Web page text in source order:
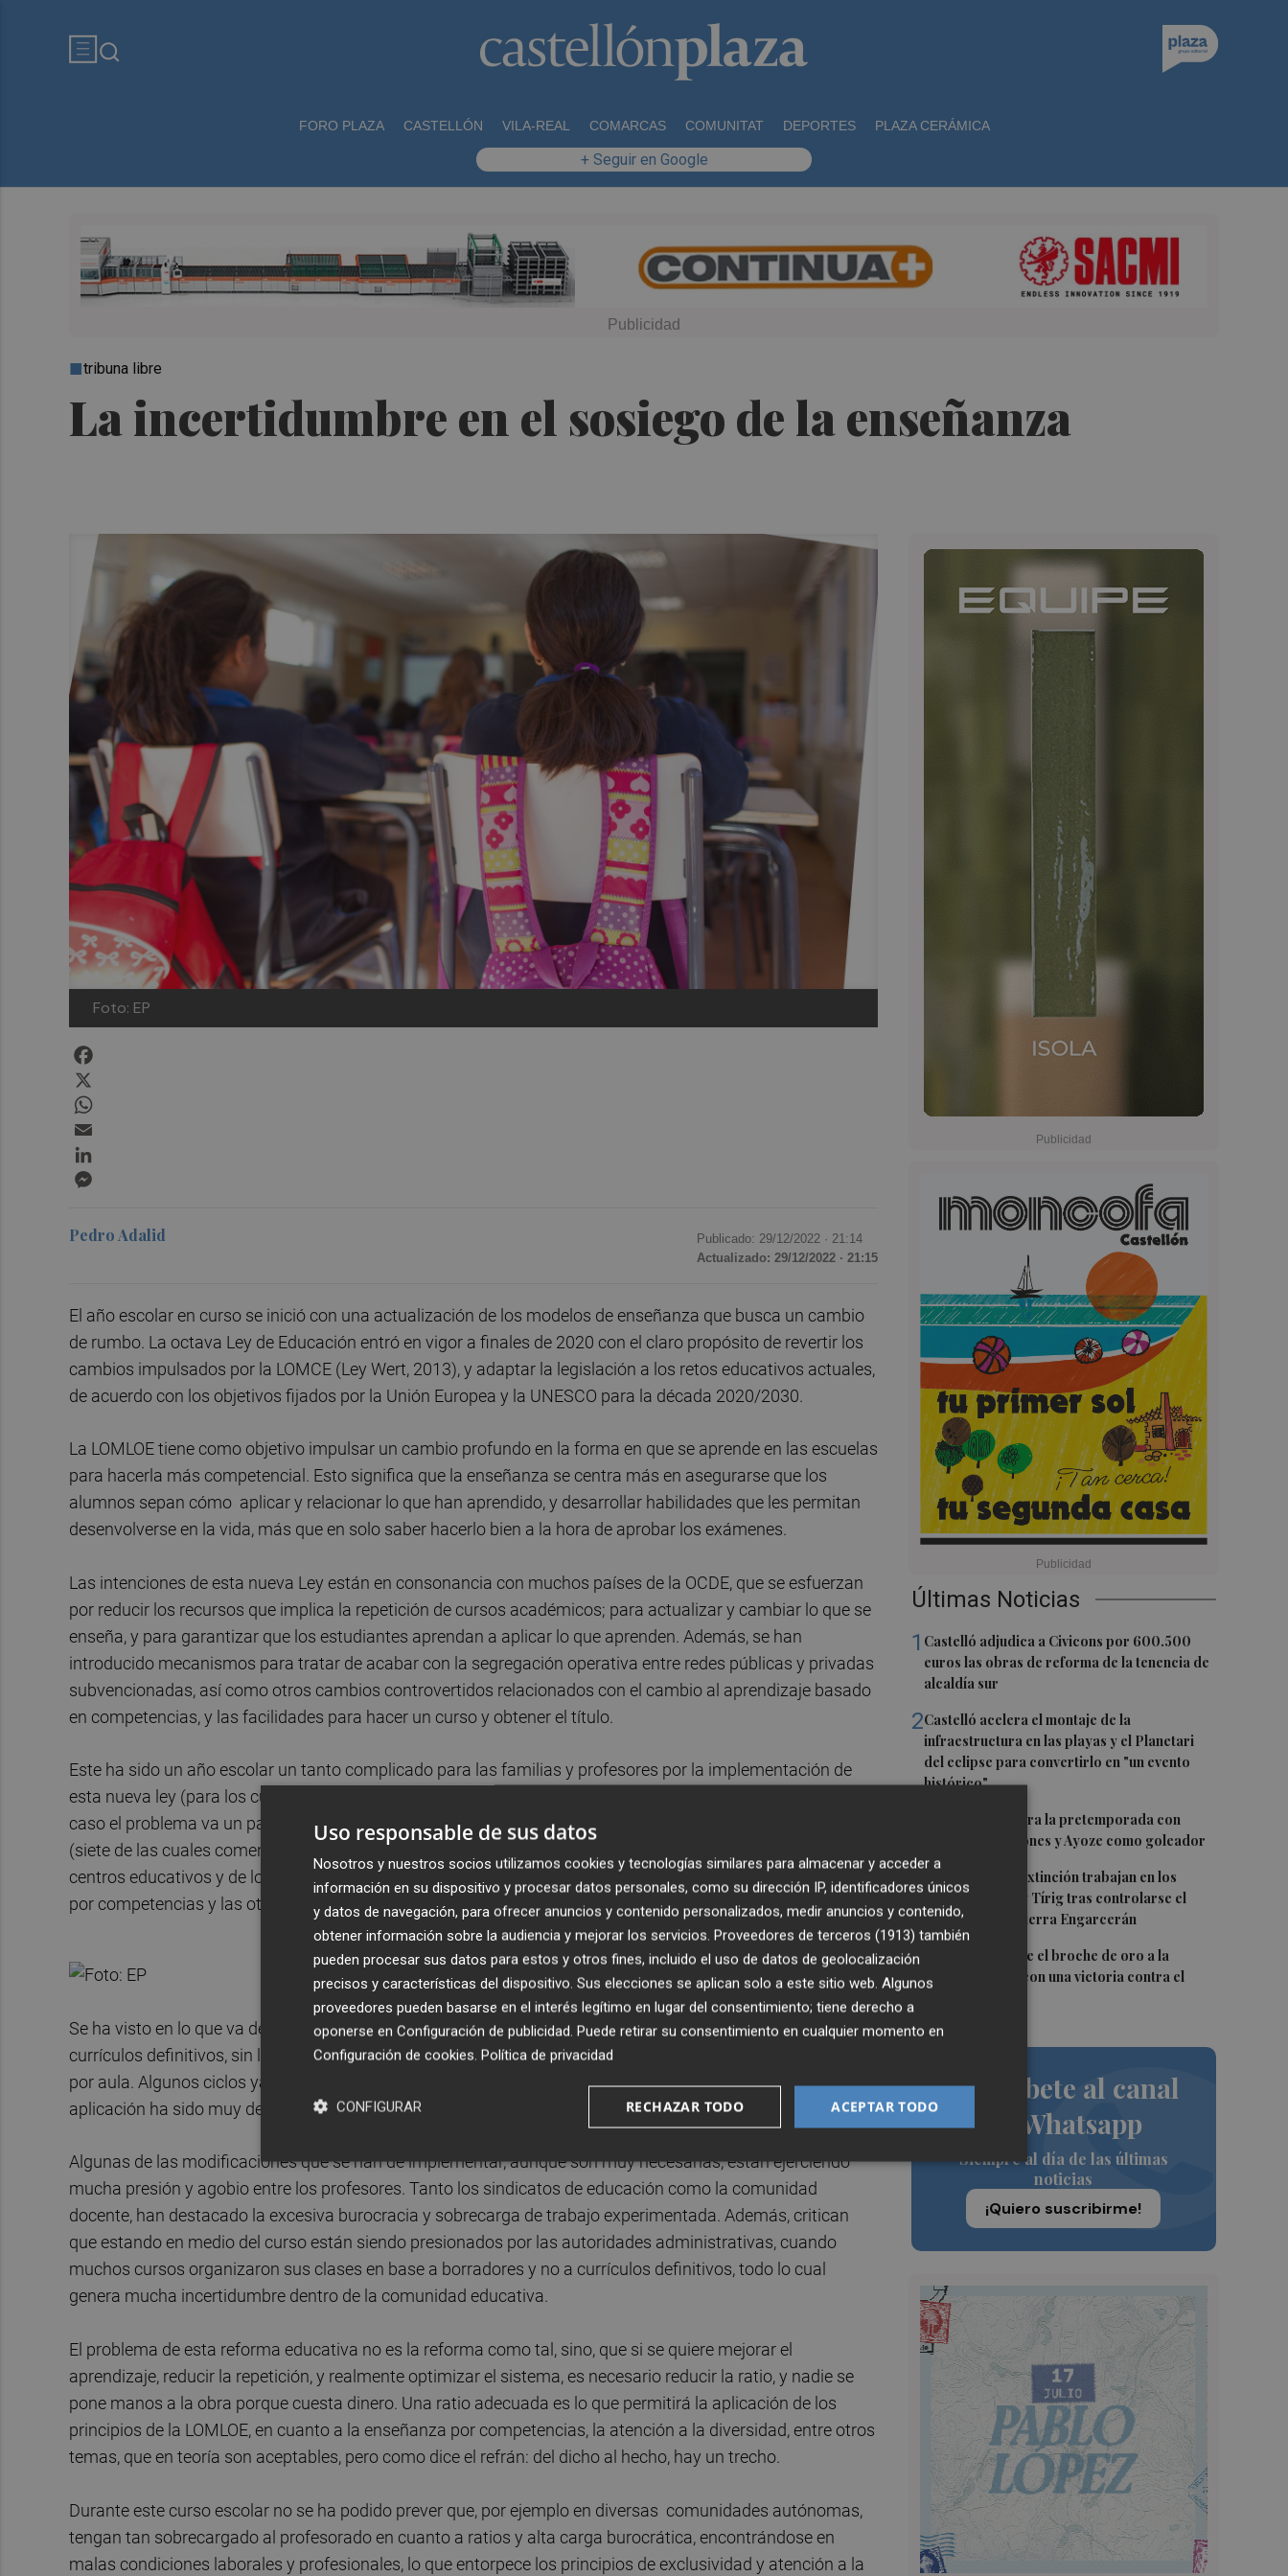
FORO PLAZA CASTELLÓN VILA-REAL COMARCAS COMUNITAT DEPORTES PLAZA CERÁMICA
+ Seguir en Google
La incertidumbre en el sosiego de la enseñanza
tribuna libre
Foto: EP
Últimas Noticias
1 Castelló adjudica a Civicons por 600.500
euros las obras de reforma de la tenencia de
alcaldía sur
2Castelló acelera el montaje de la
infraestructura en las playas y el Planetari
del eclipse para convertirlo en "un evento
histórico"
El Villarreal cierra la pretemporada con
buenas sensaciones y Ayoze como goleador
4 Los medios de extinción trabajan en los
frentes de Catí y Tírig tras controlarse el
incendio de la Sierra Engarcerán
5
El Villarreal pone el broche de oro a la
pretemporada con una victoria contra el
Suscríbete al canal
de Whatsapp
Siempre al día de las últimas
noticias
¡Quiero suscribirme!
Pedro Adalid Publicado: 29/12/2022 · 21:14
Actualizado: 29/12/2022 · 21:15
El año escolar en curso se inició con una actualización de los modelos de enseñanza que busca un cambio
de rumbo. La octava Ley de Educación entró en vigor a finales de 2020 con el claro propósito de revertir los
cambios impulsados por la LOMCE (Ley Wert, 2013), y adaptar la legislación a los retos educativos actuales,
de acuerdo con los objetivos fijados por la Unión Europea y la UNESCO para la década 2020/2030.
La LOMLOE tiene como objetivo impulsar un cambio profundo en la forma en que se aprende en las escuelas
para hacerla más competencial. Esto significa que la enseñanza se centra más en asegurarse que los
alumnos sepan cómo aplicar y relacionar lo que han aprendido, y desarrollar habilidades que les permitan
desenvolverse en la vida, más que en solo saber hacerlo bien a la hora de aprobar los exámenes.
Las intenciones de esta nueva Ley están en consonancia con muchos países de la OCDE, que se esfuerzan
por reducir los recursos que implica la repetición de cursos académicos; para actualizar y cambiar lo que se
enseña, y para garantizar que los estudiantes aprendan a aplicar lo que aprenden. Además, se han
introducido mecanismos para tratar de acabar con la segregación operativa entre redes públicas y privadas
subvencionadas, así como otros cambios controvertidos relacionados con el cambio al aprendizaje basado
en competencias, y las facilidades para hacer un curso y obtener el título.
Este ha sido un año escolar un tanto complicado para las familias y profesores por la implementación de
esta nueva ley (para los cursos impares) ya que todo lo nuevo siempre genera incertidumbre, pero en este
caso el problema va un paso más allá. La ley ya no está en manos de las administraciones autonómicas
(siete de las cuales comenzaron el año escolar sin haber publicado sus currículos) sino, en manos de los
centros educativos y de los docentes, quienes finalmente son los que tienen que implementar la enseñanza
por competencias y las otras novedades de la nueva ley en sus aulas.
Se ha visto en lo que va de año escolar, como la comunidad docente trata de implementar la LOMLOE sin
currículos definitivos, sin la formación docente necesaria y con un desproporcionado número de alumnos
por aula. Algunos ciclos ya han comenzado a introducir los nuevos currículos en este curso escolar, pero su
aplicación ha sido muy desigual, en función al criterio de cada Comunidad Autónoma.
Algunas de las modificaciones que se han de implementar, aunque son muy necesarias, están ejerciendo
mucha presión y agobio entre los profesores. Tanto los sindicatos de educación como la comunidad
docente, han destacado la excesiva burocracia y sobrecarga de trabajo experimentada. Además, critican
que estando en medio del curso están siendo presionados por las autoridades administrativas, cuando
muchos cursos organizaron sus clases en base a borradores y no a currículos definitivos, todo lo cual
genera mucha incertidumbre dentro de la comunidad educativa.
El problema de esta reforma educativa no es la reforma como tal, sino, que si se quiere mejorar el
aprendizaje, reducir la repetición, y realmente optimizar el sistema, es necesario reducir la ratio, y nadie se
pone manos a la obra porque cuesta dinero. Una ratio adecuada es lo que permitirá la aplicación de los
principios de la LOMLOE, en cuanto a la enseñanza por competencias, la atención a la diversidad, entre otros
temas, que en teoría son aceptables, pero como dice el refrán: del dicho al hecho, hay un trecho.
Durante este curso escolar no se ha podido prever que, por ejemplo en diversas comunidades autónomas,
tengan tan sobrecargado al profesorado en cuanto a ratios y alta carga burocrática, encontrándose en
malas condiciones laborales y profesionales, lo que entorpece los principios de exclusividad y atención a la
Uso responsable de sus datos
Nosotros y nuestros socios utilizamos cookies y tecnologías similares para almacenar y acceder a
información en su dispositivo y procesar datos personales, como su dirección IP, identificadores únicos
y datos de navegación, para ofrecer anuncios y contenido personalizados, medir anuncios y contenido,
obtener información sobre la audiencia y mejorar los servicios. Proveedores de terceros (1913) también
pueden procesar sus datos para estos y otros fines, incluido el uso de datos de geolocalización
precisos y características del dispositivo. Sus elecciones se aplican solo a este sitio web. Algunos
proveedores pueden basarse en el interés legítimo en lugar del consentimiento; tiene derecho a
oponerse en Configuración de publicidad. Puede retirar su consentimiento en cualquier momento en
Configuración de cookies. Política de privacidad
ACEPTAR TODO
RECHAZAR TODO
CONFIGURAR